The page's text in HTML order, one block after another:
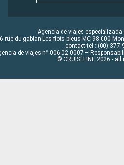
Agencia de viajes especializada
rue du gabian Les flots bleus MC 98 000
contact tel : (00) 377
de viajes n° 006 02 0007 –
© CRUISELINE 2026 - all